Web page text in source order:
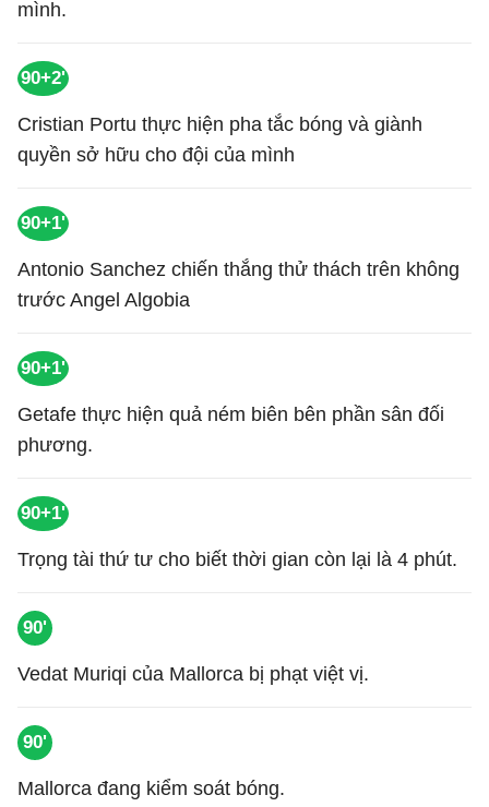
mình.
90+2'
Cristian Portu thực hiện pha tắc bóng và giành
quyền sở hữu cho đội của mình
90+1'
Antonio Sanchez chiến thắng thử thách trên không
trước Angel Algobia
90+1'
Getafe thực hiện quả ném biên bên phần sân đối
phương.
90+1'
Trọng tài thứ tư cho biết thời gian còn lại là 4 phút.
90'
Vedat Muriqi của Mallorca bị phạt việt vị.
90'
Mallorca đang kiểm soát bóng.